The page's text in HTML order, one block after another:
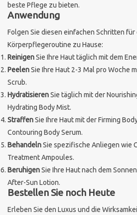
beste Pflege zu bieten.
Anwendung
Folgen Sie diesen einfachen Schritten
Körperpflegeroutine zu Hause:
ReinigenSie Ihre Haut täglich mit dem
PeelenSie Ihre Haut 2-3 Mal pro Woche
Scrub.
HydratisierenSie täglich mit der
Hydrating Body Mist.
StraffenSie Ihre Haut mit der Firming
Contouring Body Serum.
BehandelnSie spezifische Anliegen wie
Treatment Ampoules.
BeruhigenSie Ihre Haut nach dem
After-Sun Lotion.
Bestellen Sie noch Heute
Erleben Sie den Luxus und die